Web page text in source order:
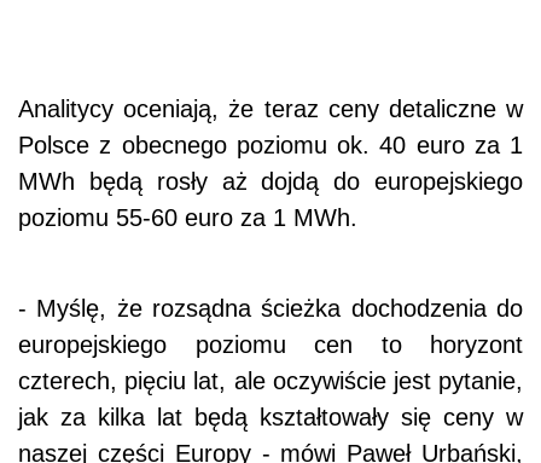
Analitycy oceniają, że teraz ceny detaliczne w
Polsce z obecnego poziomu ok. 40 euro za 1
MWh będą rosły aż dojdą do europejskiego
poziomu 55-60 euro za 1 MWh.
- Myślę, że rozsądna ścieżka dochodzenia do
europejskiego poziomu cen to horyzont
czterech, pięciu lat, ale oczywiście jest pytanie,
jak za kilka lat będą kształtowały się ceny w
naszej części Europy - mówi Paweł Urbański,